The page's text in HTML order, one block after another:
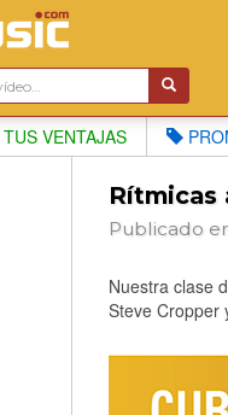
TUS VENTAJAS
Rítmicas
Publicado
Nuestra clase
Steve Cropper